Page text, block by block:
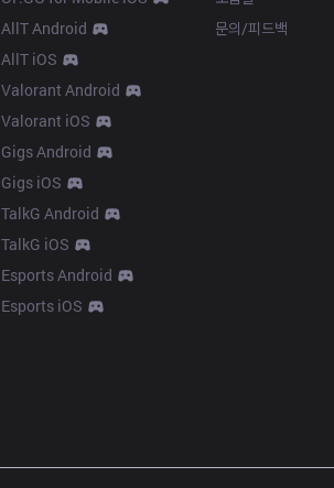
AllT Android
AllT iOS
Valorant Android
Valorant iOS
Gigs Android
Gigs iOS
TalkG Android
TalkG iOS
Esports Android
Esports iOS
문의/피드백